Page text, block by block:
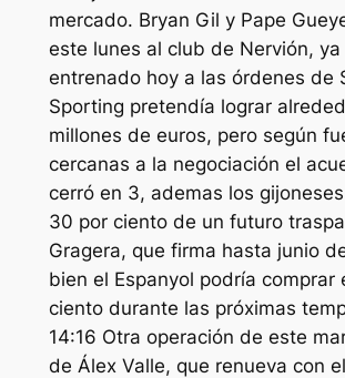
mercado. Bryan Gil y Pape
este lunes al club de Nervión, ya
entrenado hoy a las órdenes de
Sporting pretendía lograr
millones de euros, pero según
cercanas a la negociación el
cerró en 3, ademas los
30 por ciento de un futuro
Gragera, que firma hasta junio
bien el Espanyol podría comprar
ciento durante las próximas
14:16 Otra operación de este
de Álex Valle, que renueva con